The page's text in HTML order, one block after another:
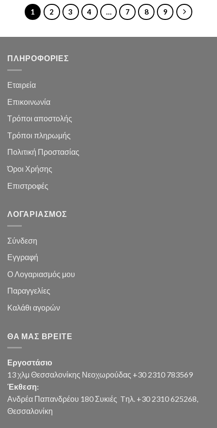
1 2 3 4 … 7 8 9
ΠΛΗΡΟΦΟΡΙΕΣ
Εταιρεία
Επικοινωνία
Τρόποι αποστολής
Τρόποι πληρωμής
Πολιτική Προστασίας
Όροι Χρήσης
Επιστροφές
ΛΟΓΑΡΙΑΣΜΌΣ
Σύνδεση
Εγγραφή
Ο Λογαριασμός μου
Παραγγελίες
Καλάθι αγορών
ΘΑ ΜΑΣ ΒΡΕΊΤΕ
Εργοστάσιο
13 χλμ Θεσσαλονίκης Νεοχωρούδας +30 2310 783569
Έκθεση:
Ανδρέα Παπανδρέου 180 Συκιές Tηλ. +30 2310 625268,
Θεσσαλονίκη